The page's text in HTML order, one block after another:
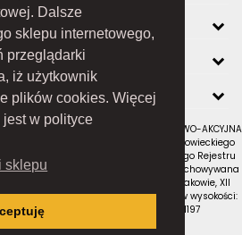
Dalsze
sklepu internetowego,
przeglądarki
iż użytkownik
plików cookies. Więcej
w polityce
sklepu
SPÓŁKA KOMANDYTOWO-AKCYJNA
siedziby i adres do doręczeń: ul. Wiśniowieckiego
do Rejestru Przedsiębiorców Krajowego Rejestru
sąd rejestrowy, w którym przechowywana
dla Krakowa-Śródmieścia w Krakowie, XII
Sądowego; kapitał zakładowy w wysokości:
NIP: 7343516936; REGON: 122671197